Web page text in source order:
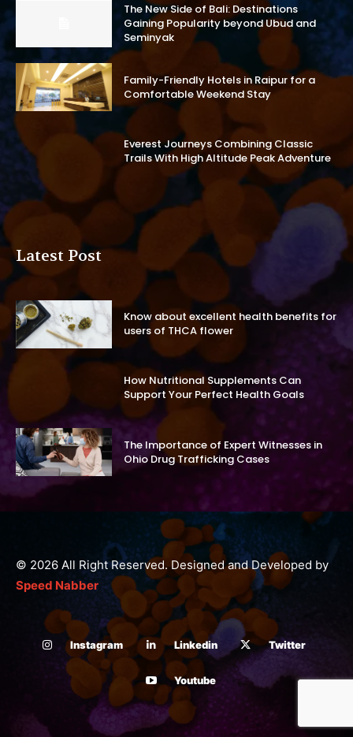
The New Side of Bali: Destinations
Gaining Popularity beyond Ubud and
Seminyak
Family-Friendly Hotels in Raipur for a
Comfortable Weekend Stay
Everest Journeys Combining Classic
Trails With High Altitude Peak Adventure
Latest Post
Know about excellent health benefits for
users of THCA flower
How Nutritional Supplements Can
Support Your Perfect Health Goals
The Importance of Expert Witnesses in
Ohio Drug Trafficking Cases
© 2026 All Right Reserved. Designed and Developed by
Speed Nabber
Instagram Linkedin Twitter
Youtube